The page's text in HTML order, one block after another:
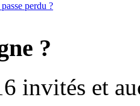
perdu ?
?
invités et